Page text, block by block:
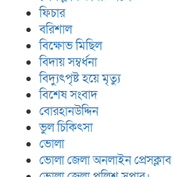
ফিচার
বরিশাল
বিক্ষোভ মিছিল
বিদায় সম্বর্ধনা
বিদ্যুৎপৃষ্ট হয়ে মৃত্যু
বিশেষ সংবাদ
বোরহানউদ্দিন
ভুল চিকিৎসা
ভোলা
ভোলা জেলা অনলাইন প্রেসক্লাব